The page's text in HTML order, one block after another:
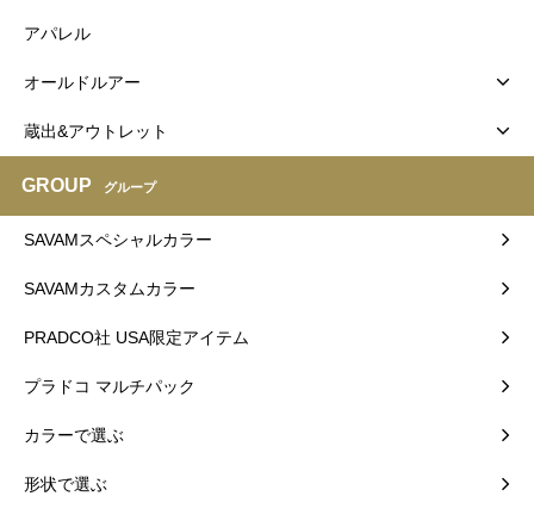
アパレル
オールドルアー
蔵出&アウトレット
GROUP グループ
SAVAMスペシャルカラー
SAVAMカスタムカラー
PRADCO社 USA限定アイテム
プラドコ マルチパック
カラーで選ぶ
形状で選ぶ